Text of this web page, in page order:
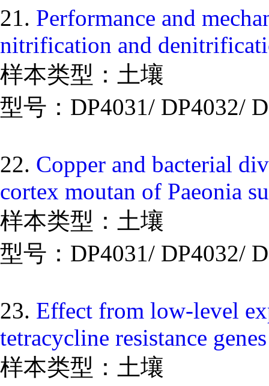
21. Performance and
nitrification and
样本类型：土壤
型号：DP4031/ DP4032/
22. Copper and bacterial
cortex moutan of Paeonia
样本类型：土壤
型号：DP4031/ DP4032/
23. Effect from low-level
tetracycline resistance
样本类型：土壤